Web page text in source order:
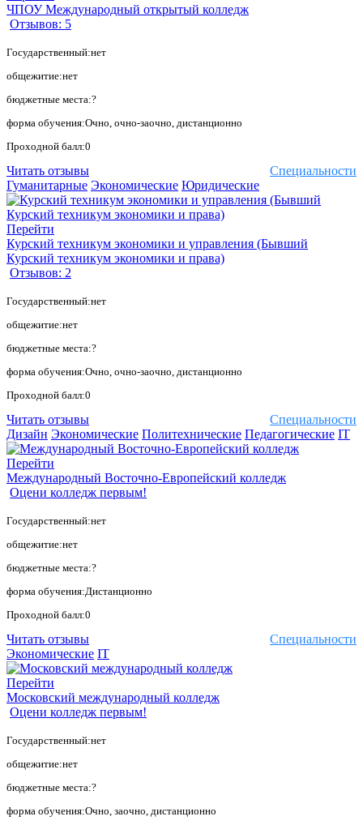
ЧПОУ Международный открытый колледж
Отзывов: 5
Государственный:нет
общежитие:нет
бюджетные места:?
форма обучения:Очно, очно-заочно, дистанционно
Проходной балл:0
Специальности
Читать отзывы
Гуманитарные Экономические Юридические
Перейти
Курский техникум экономики и управления (Бывший
Курский техникум экономики и права)
Отзывов: 2
Государственный:нет
общежитие:нет
бюджетные места:?
форма обучения:Очно, очно-заочно, дистанционно
Проходной балл:0
Специальности
Читать отзывы
Дизайн Экономические Политехнические Педагогические IT
Перейти
Международный Восточно-Европейский колледж
Оцени колледж первым!
Государственный:нет
общежитие:нет
бюджетные места:?
форма обучения:Дистанционно
Проходной балл:0
Специальности
Читать отзывы
Экономические IT
Перейти
Московский международный колледж
Оцени колледж первым!
Государственный:нет
общежитие:нет
бюджетные места:?
форма обучения:Очно, заочно, дистанционно